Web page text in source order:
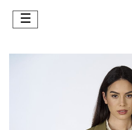
Navegación
de
☰